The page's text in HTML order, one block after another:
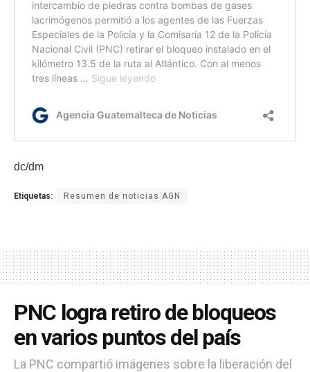
dc/dm
Etiquetas: Resumen de noticias AGN
PNC logra retiro de bloqueos
en varios puntos del país
La PNC compartió imágenes sobre la liberación del